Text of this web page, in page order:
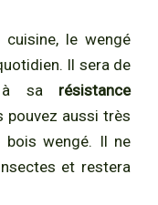
le wengé
Il sera de
à sa résistance
pouvez aussi très
bois wengé. Il ne
et restera